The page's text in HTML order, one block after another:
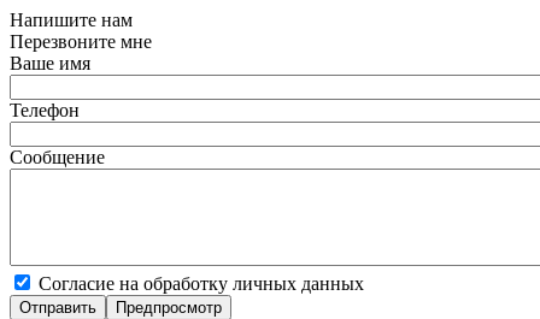
Напишите нам
Перезвоните мне
Ваше имя
Телефон
Сообщение
Согласие на обработку личных данных